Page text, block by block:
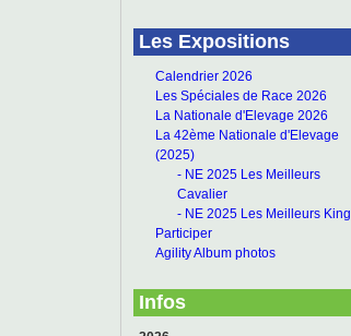
Les Expositions
Calendrier 2026
Les Spéciales de Race 2026
La Nationale d'Elevage 2026
La 42ème Nationale d'Elevage
(2025)
- NE 2025 Les Meilleurs
Cavalier
- NE 2025 Les Meilleurs King
Participer
Agility Album photos
Infos